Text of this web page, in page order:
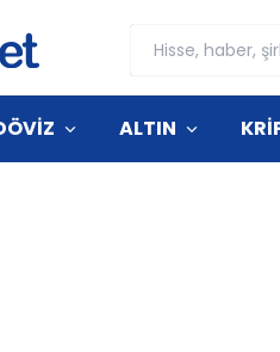
ALTIN